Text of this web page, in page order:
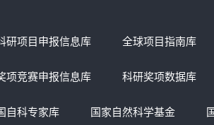
研项目申报信息库 全球项目指南库
项竞赛申报信息库 科研奖项数据库
自科专家库 国家自然科学基金